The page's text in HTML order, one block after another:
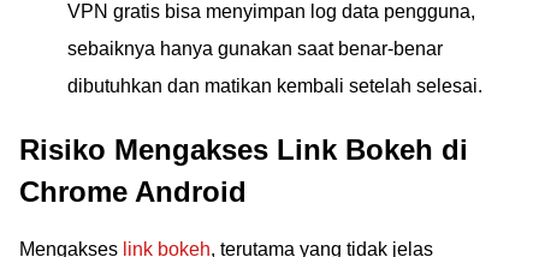
VPN gratis bisa menyimpan log data pengguna,
sebaiknya hanya gunakan saat benar-benar
dibutuhkan dan matikan kembali setelah selesai.
Risiko Mengakses Link Bokeh di
Chrome Android
Mengakses link bokeh, terutama yang tidak jelas